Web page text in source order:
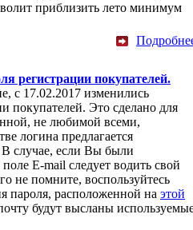
приблизить лето минимум
регистрации покупателей.
с 17.02.2017 изменились
покупателей. Это сделано для
не любимой всеми,
логина предлагается
В случае, если Вы были
E-mail следует водить свой
не помните, воспользуйтесь
пароля, расположенной на этой
будут высланы